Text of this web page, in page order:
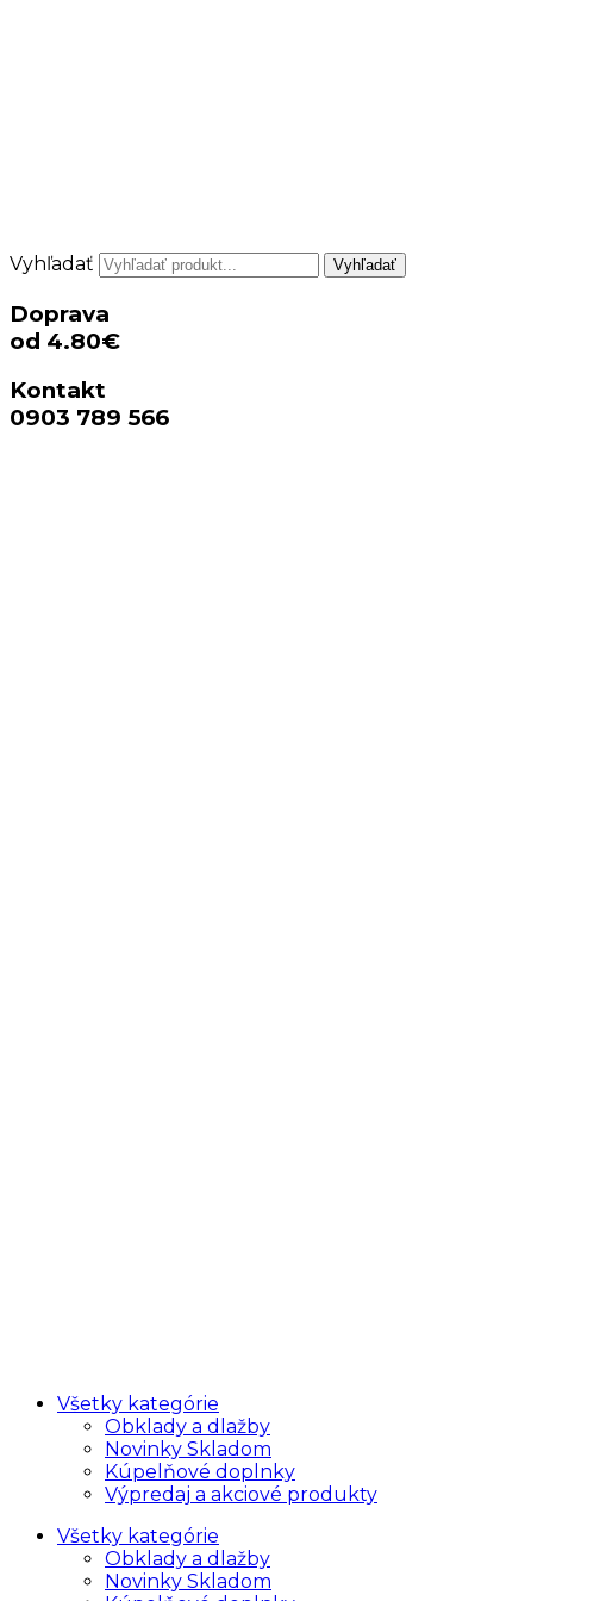
Vyhľadať Vyhľadať
Doprava
od 4.80€
Kontakt
0903 789 566
Všetky kategórie
Obklady a dlažby
Novinky Skladom
Kúpelňové doplnky
Výpredaj a akciové produkty
Všetky kategórie
Obklady a dlažby
Novinky Skladom